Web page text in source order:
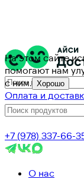
На этом сайте
помогают нам
с ним. Хорошо
Оплата и
+7 (978) 337-66-
О нас